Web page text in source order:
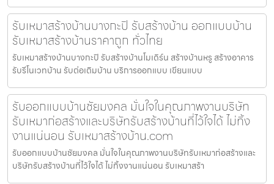
รับเหมาสร้างบ้านบางกะปิ รับสร้างบ้าน ออกแบบบ้าน
รับเหมาสร้างบ้านราคาถูก ทั่วไทย
รับเหมาสร้างบ้านบางกะปิ รับสร้างบ้านโมเดิร์น สร้างบ้านหรู สร้างอาคาร
รับรีโนเวทบ้าน รับต่อเติมบ้าน บริการออกแบบ เขียนแบบ
รับออกแบบบ้านชัยมงคล มั่นใจในคุณภาพงานบริษัท
รับเหมาก่อสร้างและบริษัทรับสร้างบ้านที่ไว้ใจได้ ไม่ทิ้ง
งานแน่นอน รับเหมาสร้างบ้าน.com
รับออกแบบบ้านชัยมงคล มั่นใจในคุณภาพงานบริษัทรับเหมาก่อสร้างและ
บริษัทรับสร้างบ้านที่ไว้ใจได้ ไม่ทิ้งงานแน่นอน รับเหมาสร้า